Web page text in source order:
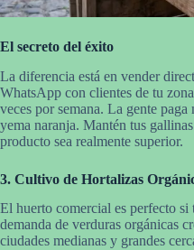
El secreto del éxito
La diferencia está en vender
WhatsApp con clientes de tu
veces por semana. La gente
yema naranja. Mantén tus
producto sea realmente superior.
3. Cultivo de Hortalizas
El huerto comercial es perfecto si
demanda de verduras orgánicas
ciudades medianas y grandes